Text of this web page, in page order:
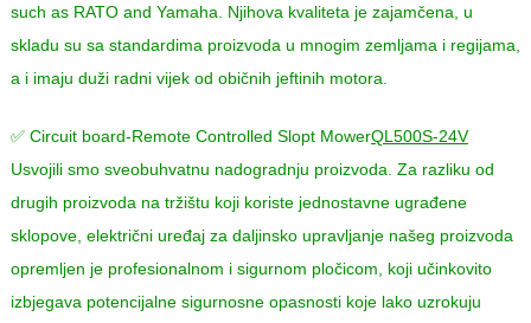
such as RATO and Yamaha . Njihova kvaliteta je zajamčena, u
skladu su sa standardima proizvoda u mnogim zemljama i regijama,
a i imaju duži radni vijek od običnih jeftinih motora.
✅ Circuit board-Remote Controlled Slopt MowerQL500S-24V
Usvojili smo sveobuhvatnu nadogradnju proizvoda. Za razliku od
drugih proizvoda na tržištu koji koriste jednostavne ugrađene
sklopove, električni uređaj za daljinsko upravljanje našeg proizvoda
opremljen je profesionalnom i sigurnom pločicom, koji učinkovito
izbjegava potencijalne sigurnosne opasnosti koje lako uzrokuju